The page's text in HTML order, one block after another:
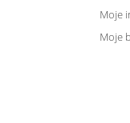
Moje
Moje